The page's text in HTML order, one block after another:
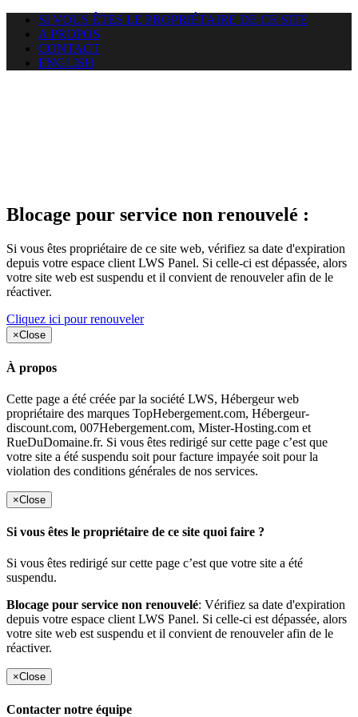
SI VOUS ÊTES LE PROPRIÉTAIRE DE CE SITE
A PROPOS
CONTACT
ENGLISH
Blocage pour service non renouvelé :
Si vous êtes propriétaire de ce site web, vérifiez sa date d'expiration
depuis votre espace client LWS Panel. Si celle-ci est dépassée, alors
votre site web est suspendu et il convient de renouveler afin de le
réactiver.
Cliquez ici pour renouveler
×Close
À propos
Cette page a été créée par la société LWS, Hébergeur web
propriétaire des marques TopHebergement.com, Hébergeur-
discount.com, 007Hebergement.com, Mister-Hosting.com et
RueDuDomaine.fr. Si vous êtes redirigé sur cette page c’est que
votre site a été suspendu soit pour facture impayée soit pour la
violation des conditions générales de nos services.
×Close
Si vous êtes le propriétaire de ce site quoi faire ?
Si vous êtes redirigé sur cette page c’est que votre site a été
suspendu.
Blocage pour service non renouvelé: Vérifiez sa date d'expiration
depuis votre espace client LWS Panel. Si celle-ci est dépassée, alors
votre site web est suspendu et il convient de renouveler afin de le
réactiver.
×Close
Contacter notre équipe